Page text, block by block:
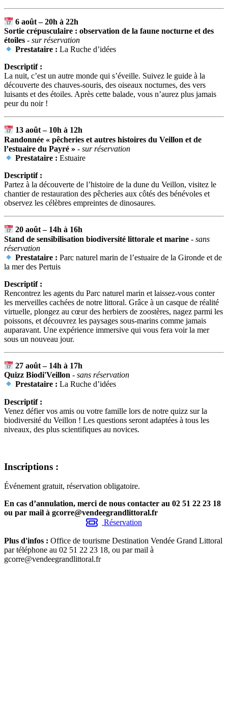
6 août – 20h à 22h
Sortie crépusculaire : observation de la faune nocturne et des
étoiles - sur réservation
Prestataire : La Ruche d’idées
Descriptif :
La nuit, c’est un autre monde qui s’éveille. Suivez le guide à la
découverte des chauves-souris, des oiseaux nocturnes, des vers
luisants et des étoiles. Après cette balade, vous n’aurez plus jamais
peur du noir !
13 août – 10h à 12h
Randonnée « pêcheries et autres histoires du Veillon et de
l’estuaire du Payré » - sur réservation
Prestataire : Estuaire
Descriptif :
Partez à la découverte de l’histoire de la dune du Veillon, visitez le
chantier de restauration des pêcheries aux côtés des bénévoles et
observez les célèbres empreintes de dinosaures.
20 août – 14h à 16h
Stand de sensibilisation biodiversité littorale et marine - sans
réservation
Prestataire : Parc naturel marin de l’estuaire de la Gironde et de
la mer des Pertuis
Descriptif :
Rencontrez les agents du Parc naturel marin et laissez-vous conter
les merveilles cachées de notre littoral. Grâce à un casque de réalité
virtuelle, plongez au cœur des herbiers de zoostères, nagez parmi les
poissons, et découvrez les paysages sous-marins comme jamais
auparavant. Une expérience immersive qui vous fera voir la mer
sous un nouveau jour.
27 août – 14h à 17h
Quizz Biodi'Veillon - sans réservation
Prestataire :La Ruche d’idées
Descriptif :
Venez défier vos amis ou votre famille lors de notre quizz sur la
biodiversité du Veillon ! Les questions seront adaptées à tous les
niveaux, des plus scientifiques au novices.
Inscriptions :
Événement gratuit, réservation obligatoire.
En cas d’annulation, merci de nous contacter au 02 51 22 23 18
ou par mail à gcorre@vendeegrandlittoral.fr
Réservation
Plus d'infos : Office de tourisme Destination Vendée Grand Littoral
par téléphone au 02 51 22 23 18, ou par mail à
gcorre@vendeegrandlittoral.fr